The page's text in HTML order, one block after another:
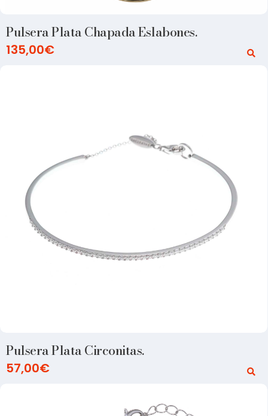
Pulsera Plata Chapada Eslabones.
135,00€
Pulsera Plata Circonitas.
57,00€